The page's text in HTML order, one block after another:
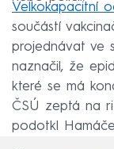
Velkokapacitní
součástí
projednávat ve
naznačil, že
které se má
ČSÚ zeptá na
podotkl